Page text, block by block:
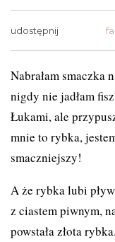
udostępnij
Nabrałam smaczka
nigdy nie jadłam
Łukami, ale
mnie to rybka,
smaczniejszy!
A że rybka lubi
z ciastem piwnym,
powstała złota